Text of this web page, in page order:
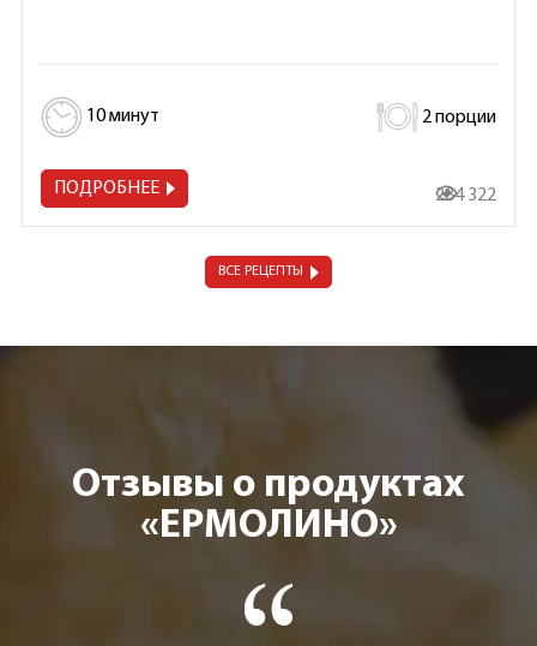
10 минут 2 порции
ПОДРОБНЕЕ 284 322
ВСЕ РЕЦЕПТЫ
Отзывы о продуктах
«ЕРМОЛИНО»